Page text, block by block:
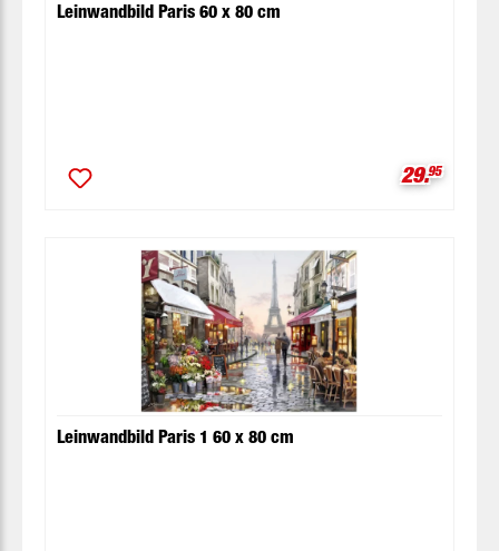
Leinwandbild Paris 60 x 80 cm
29.95
Leinwandbild Paris 1 60 x 80 cm